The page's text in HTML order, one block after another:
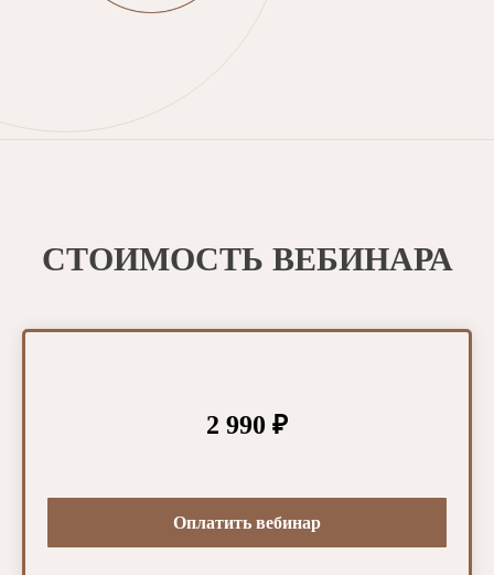
СТОИМОСТЬ ВЕБИНАРА
2 990 ₽
Оплатить вебинар